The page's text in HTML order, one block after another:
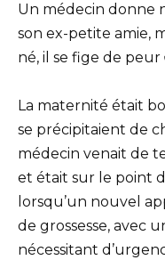
Un médecin donne
son ex-petite amie,
né, il se fige de peur
La maternité était
se précipitaient de
médecin venait de
et était sur le point
lorsqu’un nouvel
de grossesse, avec
nécessitant